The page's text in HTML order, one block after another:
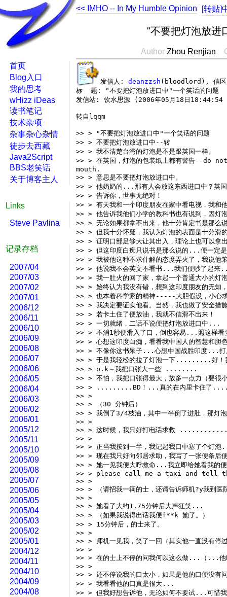
[转贴]
<< IMHO -- In My Humble Opinion
"不要把灯泡放进
Author Zhou Renjian
发信人: deanzzsh (bloodlord), 信
标  题: "不要把灯泡放进口中"一个笑话的问题
发信站: 饮水思源 (2006年05月18日18:44:54
转自lqqm
>> > "不要把灯泡放进口中"一个笑话的问题
>> > 不要把灯泡放进口中--转
>> > 我不清楚台湾的灯泡是不是跟英国一样。
>> > 在英国，灯泡的包装纸上都有警告
mouth.
>> > 意思是不要把灯泡放进口中。
>> > 他奶奶的...那有人会放这东西进口中？
>> > 告诉你，世事无绝对！
>> > 有天我和一个印度朋友在家中看电视，我和
>> > 他告诉我他们小学的教科书也有说到，因灯
>> > 无论如果都拿不出来，他十分肯定书是那
>> > 但我十分怀疑，我认为灯泡的表面是十分滑
>> > 证明口部足够大让其出入，理论上也可以拿
>> > 但这印度白痴只说书是那么说的...便一
>> > 我被他这种不求什解的态度弄火了，我说他
>> > 他说我不会英文不看书...我们便吵了起
>> > 我一肚火的回了家，拿起一个普通大小的灯
>> > 始终认为我没有错，想到这印度朋友的无知
>> > 也本着科学家的精神-----大胆假设，小心
>> > 我决定要证实他看。当然，我也做了安全
>> > 若卡土住了便放油，我就不信滑不出来！
>> > 一切就绪，二话不说便把灯泡放进口中...
>> > 不消1秒便滑入了口，倒也容易...照这样看
>> > 心想这印度白痴，看看我中国人的智慧和胆
>> > 不像你这书呆子...心想中国战胜印度...
>> > 于是我轻松的拉了灯泡一下.........
>> > o.k～我把口张大一些 ........
>> > 不怕，我把口张得最大，放多一点力（要很
>> > .........BD！...真的在内里卡住了
>> >
>> > （30 分钟后）
>> > 我倒了3/4枝油，其中一半倒了进肚，那灯
>> >
>> > 这时候，我只好打电话求救
>> >
>> > 正当我按到一半，我记起我口中塞了个灯
>> > 现在我只好向邻居求助，我写了一张便条后
>> > 她一见我便大呼救命...我立即给她看我
>> > please call me a taxi and tell
>> >
>> > （请招我一辆的士，还请告诉师机?y我到
>> >
>> > 她看了大约1.75分钟后大声狂笑...
>> > （如果我说得出话我便f**k 她了。）
>> > 15分钟后，的士来了。
>> >
>> > 师机一见我，笑了一回（其实他一直没有停
>> >
>> > 在的士上不停的问我何以这么做...（...
>> >
>> > 还不停说我的口太小，如果是他的口便没
>> > 我看看他的口真是很大...
>> > 但我好想告诉他，无论如何不要试...可惜
首页
Blog入口
我的思考
wHizz iDeas
读书笔记
技术杂项
杂事杂心杂情
徒步去西藏
Java2Script
BBS老笑话
关于博客主人
Links
Steve Pavlina
记录存档
2007/04
2007/03
2007/02
2007/01
2006/12
2006/11
2006/10
2006/09
2006/08
2006/07
2006/06
2006/05
2006/04
2006/03
2006/02
2006/01
2005/12
2005/11
2005/10
2005/09
2005/08
2005/07
2005/06
2005/05
2005/04
2005/03
2005/02
2005/01
2004/12
2004/11
2004/10
2004/09
2004/08